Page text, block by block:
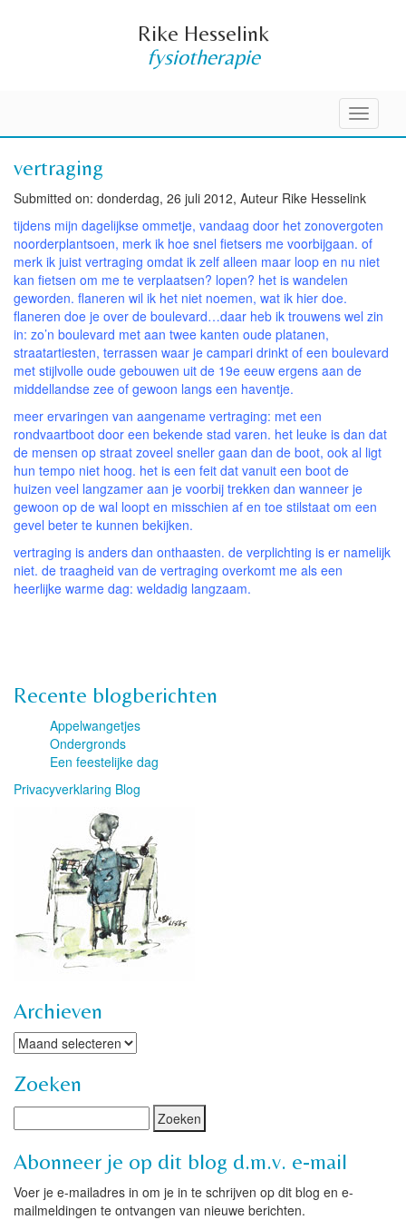
Rike Hesselink
fysiotherapie
Toggle
vertraging
Submitted on: donderdag, 26 juli 2012, Auteur Rike Hesselink
tijdens mijn dagelijkse ommetje, vandaag door het zonovergoten
noorderplantsoen, merk ik hoe snel fietsers me voorbijgaan. of
merk ik juist vertraging omdat ik zelf alleen maar loop en nu niet
kan fietsen om me te verplaatsen? lopen? het is wandelen
geworden. flaneren wil ik het niet noemen, wat ik hier doe.
flaneren doe je over de boulevard…daar heb ik trouwens wel zin
in: zo’n boulevard met aan twee kanten oude platanen,
straatartiesten, terrassen waar je campari drinkt of een boulevard
met stijlvolle oude gebouwen uit de 19e eeuw ergens aan de
middellandse zee of gewoon langs een haventje.
meer ervaringen van aangename vertraging: met een
rondvaartboot door een bekende stad varen. het leuke is dan dat
de mensen op straat zoveel sneller gaan dan de boot, ook al ligt
hun tempo niet hoog. het is een feit dat vanuit een boot de
huizen veel langzamer aan je voorbij trekken dan wanneer je
gewoon op de wal loopt en misschien af en toe stilstaat om een
gevel beter te kunnen bekijken.
vertraging is anders dan onthaasten. de verplichting is er namelijk
niet. de traagheid van de vertraging overkomt me als een
heerlijke warme dag: weldadig langzaam.
Recente blogberichten
Appelwangetjes
Ondergronds
Een feestelijke dag
Privacyverklaring Blog
Archieven
Archieven
Zoeken
Abonneer je op dit blog d.m.v. e-mail
Voer je e-mailadres in om je in te schrijven op dit blog en e-
mailmeldingen te ontvangen van nieuwe berichten.